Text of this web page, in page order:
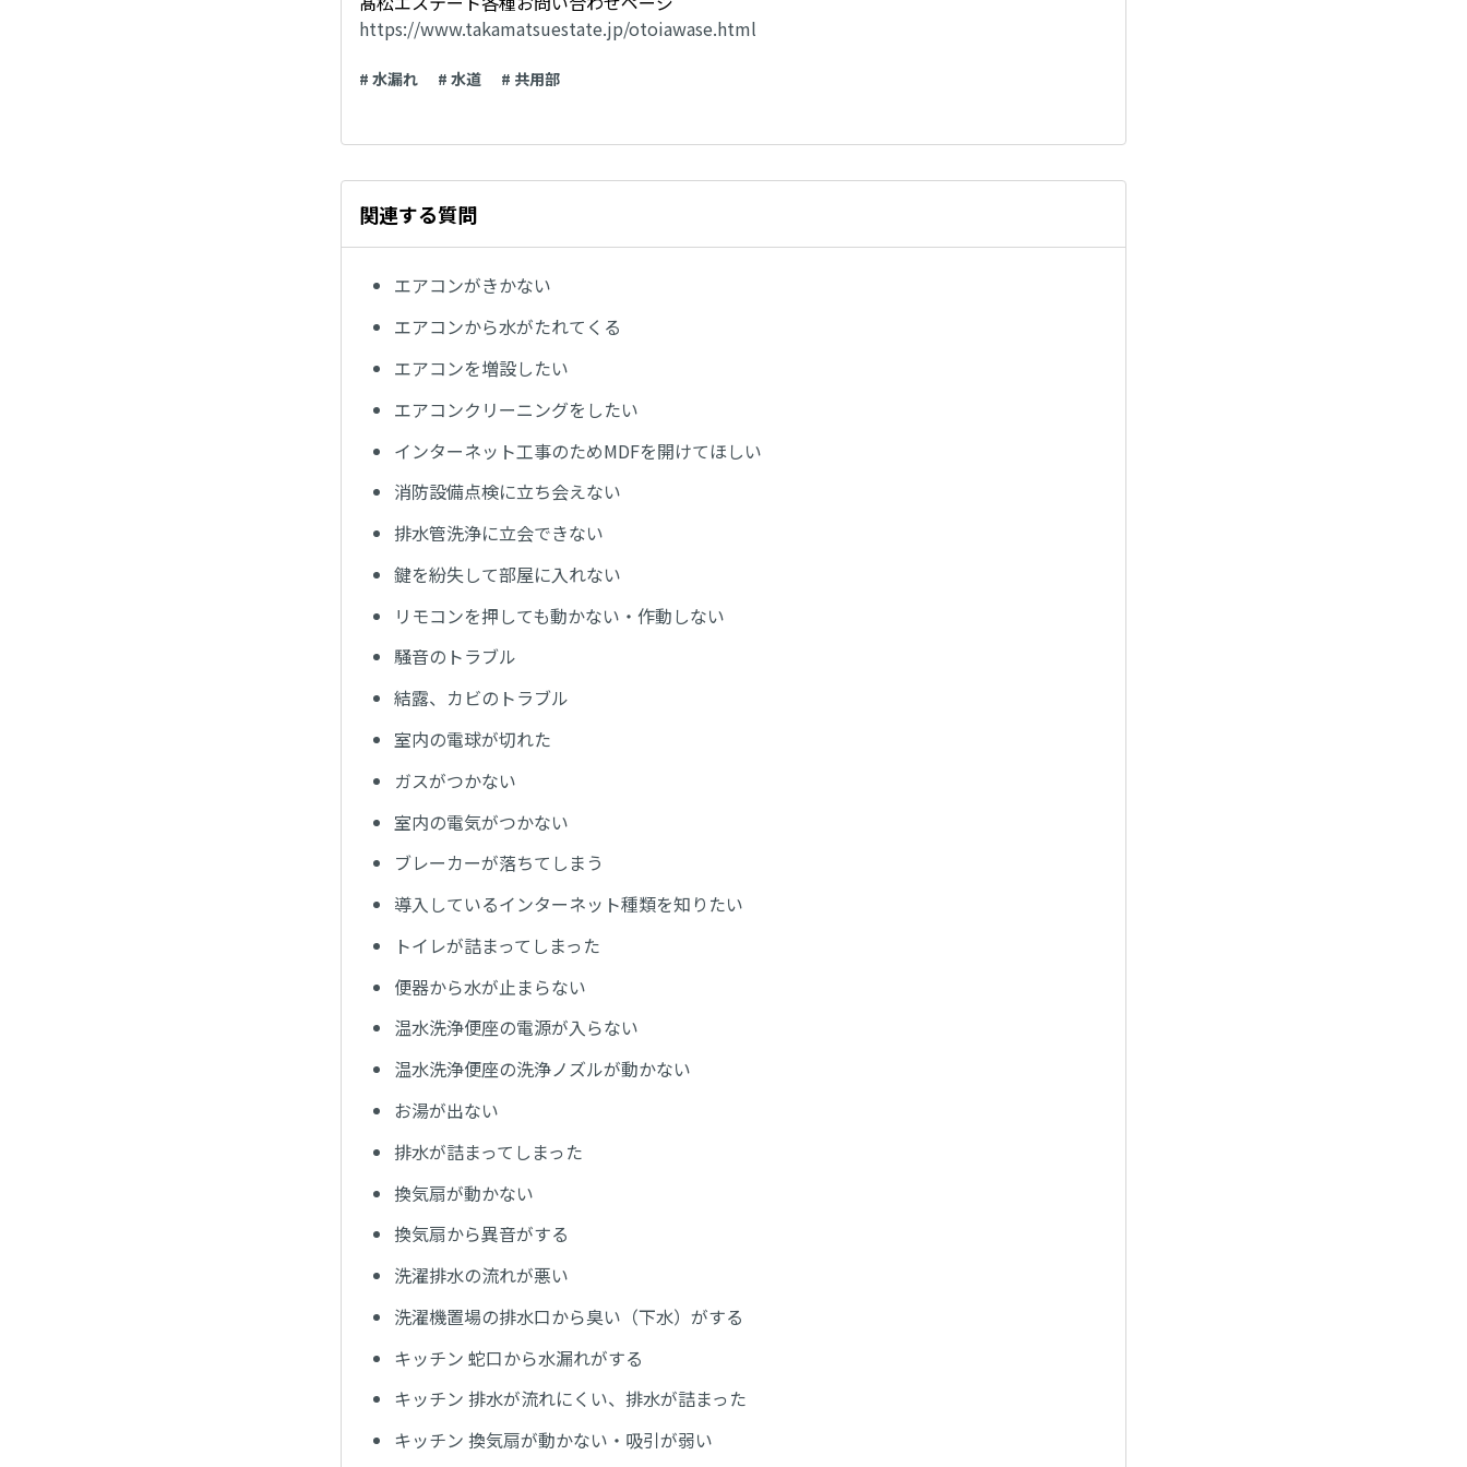
https://www.takamatsuestate.jp/otoiawase.html
# 水漏れ # 水道 # 共用部
関連する質問
エアコンがきかない
エアコンから水がたれてくる
エアコンを増設したい
エアコンクリーニングをしたい
インターネット工事のためMDFを開けてほしい
消防設備点検に立ち会えない
排水管洗浄に立会できない
鍵を紛失して部屋に入れない
リモコンを押しても動かない・作動しない
騒音のトラブル
結露、カビのトラブル
室内の電球が切れた
ガスがつかない
室内の電気がつかない
ブレーカーが落ちてしまう
導入しているインターネット種類を知りたい
トイレが詰まってしまった
便器から水が止まらない
温水洗浄便座の電源が入らない
温水洗浄便座の洗浄ノズルが動かない
お湯が出ない
排水が詰まってしまった
換気扇が動かない
換気扇から異音がする
洗濯排水の流れが悪い
洗濯機置場の排水口から臭い（下水）がする
キッチン 蛇口から水漏れがする
キッチン 排水が流れにくい、排水が詰まった
キッチン 換気扇が動かない・吸引が弱い